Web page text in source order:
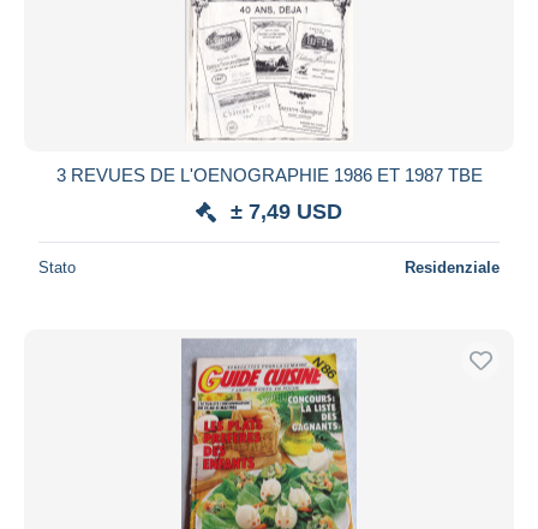
3 REVUES DE L'OENOGRAPHIE 1986 ET 1987 TBE
± 7,49 USD
Stato Residenziale